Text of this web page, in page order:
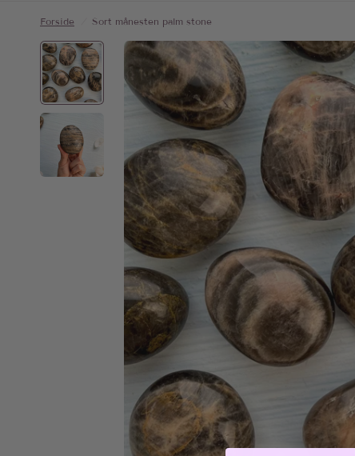
Forside Sort månesten palm stone